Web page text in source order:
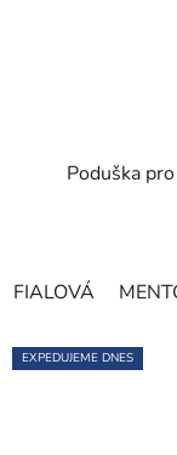
Poduška
FIALOVÁ
EXPEDUJEME DNES